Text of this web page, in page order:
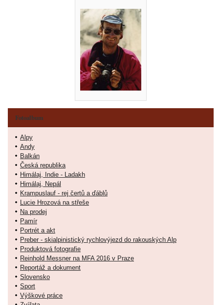
Fotoalbum
Alpy
Andy
Balkán
Česká republika
Himálaj, Indie - Ladakh
Himálaj, Nepál
Krampuslauf - rej čertů a ďáblů
Lucie Hrozová na střeše
Na prodej
Pamír
Portrét a akt
Preber - skialpinistický rychlovýjezd do rakouských Alp
Produktová fotografie
Reinhold Messner na MFA 2016 v Praze
Reportáž a dokument
Slovensko
Sport
Výškové práce